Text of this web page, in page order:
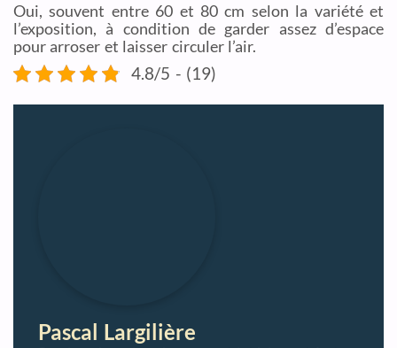
Oui, souvent entre 60 et 80 cm selon la variété et
l’exposition, à condition de garder assez d’espace
pour arroser et laisser circuler l’air.
4.8/5 - (19)
Pascal Largilière